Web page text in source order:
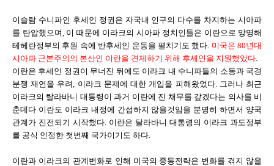
이슬람 수니파인 후세인 정권은 자국내 인구의 다수를 차지하는 시아파
를 탄압했으며, 이 때문에 이라크의 시아파 정치인들은 이란으로 망명해
테헤란정부의 후원 속에 반후세인 운동을 펼치기도 했다. 미국은 80년대
시아파 근본주의의 본산인 이란을 견제하기 위해 후세인을 지원했었다
이란은 후세인 정권이 무너진 뒤에도 이라크 내 수니파들의 소동과 국경
분쟁 재연을 우려, 이라크 문제에 대한 개입을 피해왔었다. 그러나 최근
이라크의 탈라바니 대통령이 과거 이란에 진 채무를 갚겠다는 의사를 비
춘데다 이란도 이라크 내정에 간섭하지 않을것임을 분명히 하면서 양국
관계가 진전되기 시작했다. 이란은 탈라바니 대통령의 이라크 과도정부
를 공식 인정한 첫번째 국가이기도 하다.
이란과 이라크의 관계변화로 인해 미국의 중동전략은 변화를 겪지 않을